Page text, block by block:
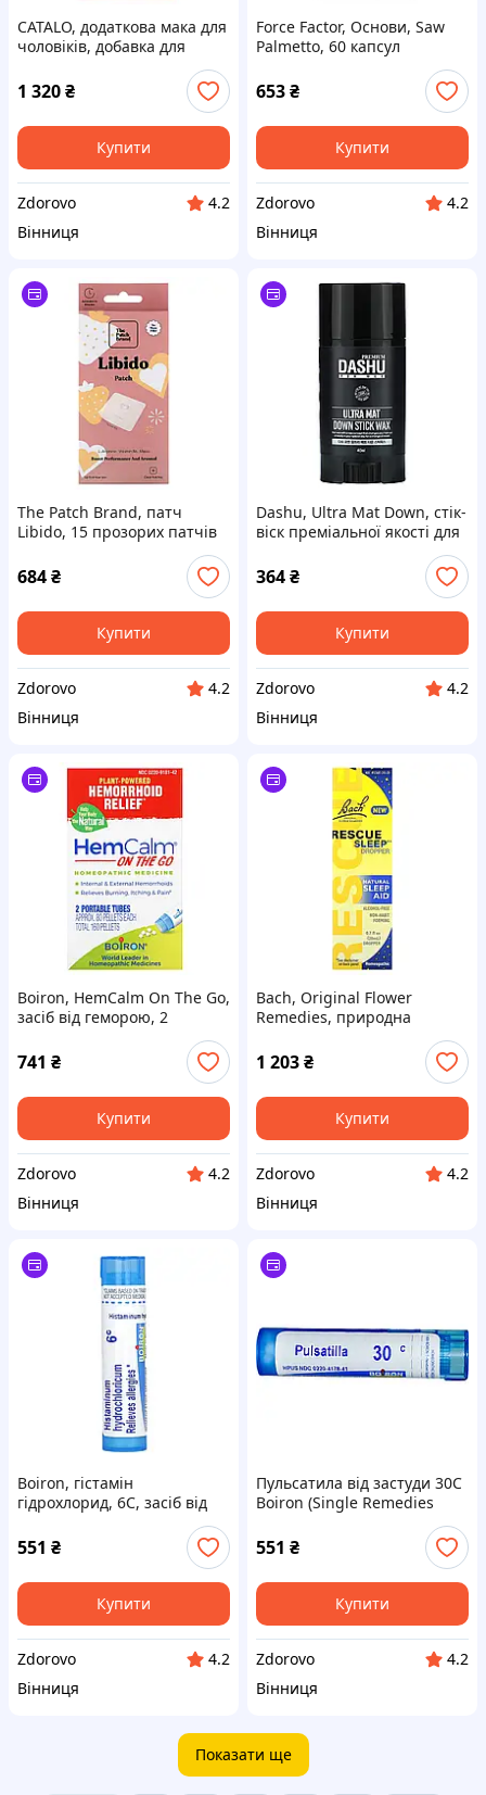
CATALO, додаткова мака для
чоловіків, добавка для
підтримки життєвих сил,
700 мг, 30 капсул (350 мг в 1
капсулі)
1 320₴
Купити
Zdorovo
4.2
Вінниця
Force Factor, Основи, Saw
Palmetto, 60 капсул
653₴
Купити
Zdorovo
4.2
Вінниця
The Patch Brand, патч
Libido, 15 прозорих патчів
684₴
Купити
Zdorovo
4.2
Вінниця
Dashu, Ultra Mat Down, стік-
віск преміальної якості для
364₴
Купити
Zdorovo
4.2
Вінниця
Boiron, HemCalm On The Go,
засіб від геморою, 2
портативні тюбики, прибл.
80 гранул кожна
741 ₴
Купити
Zdorovo
4.2
Вінниця
Bach, Original Flower
Remedies, природна
піпетка для сну, 20 мл (0,7
рідк. унції)
1 203₴
Купити
Zdorovo
4.2
Вінниця
Boiron, гістамін
гідрохлорид, 6C, засіб від
551 ₴
Купити
Zdorovo
4.2
Вінниця
Пульсатила від застуди 30C
Boiron (Single Remedies
Pulsatilla) прибл. 80 гранул
551 ₴
Купити
Zdorovo
4.2
Вінниця
Показати ще